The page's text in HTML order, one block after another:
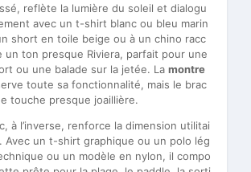
reflète la lumière du soleil et dialogu
avec un t-shirt blanc ou bleu marin
short en toile beige ou à un chino racc
un ton presque Riviera, parfait pour une
ou une balade sur la jetée. La montre
toute sa fonctionnalité, mais le brac
touche presque joaillière.
à l’inverse, renforce la dimension utilitai
Avec un t-shirt graphique ou un polo lég
ou un modèle en nylon, il compo